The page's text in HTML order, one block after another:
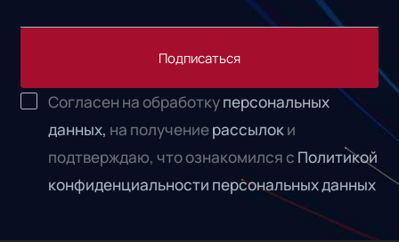
Подписаться
Согласен на обработкуперсональных
данных, на получениерассылоки
подтверждаю, что ознакомился с Политикой
конфиденциальности персональных данных